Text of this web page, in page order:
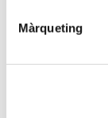
Màrqueting
4. Tipus de
6.
7.